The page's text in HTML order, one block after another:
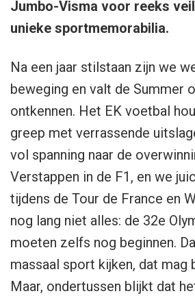
Jumbo-Visma voor reeks
unieke sportmemorabilia.
Na een jaar stilstaan zijn we
beweging en valt de Summer
ontkennen. Het EK voetbal
greep met verrassende
vol spanning naar de
Verstappen in de F1, en we
tijdens de Tour de France en
nog lang niet alles: de 32e
moeten zelfs nog beginnen.
massaal sport kijken, dat mag
Maar, ondertussen blijkt dat